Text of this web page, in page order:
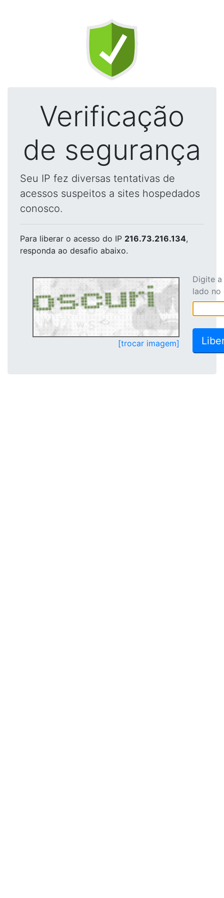
Verificação
de segurança
Seu IP fez diversas tentativas de
acessos suspeitos a sites hospedados
conosco.
Para liberar o acesso do IP 216.73.216.134,
responda ao desafio abaixo.
[trocar imagem]
Digite
lado no